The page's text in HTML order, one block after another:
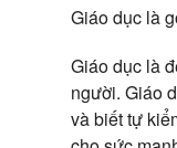
Giáo dục là
Giáo dục là
người. Giáo
và biết tự